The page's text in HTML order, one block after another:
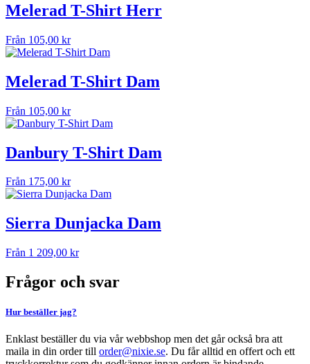
Melerad T-Shirt Herr
Från 105,00 kr
Melerad T-Shirt Dam
Från 105,00 kr
Danbury T-Shirt Dam
Från 175,00 kr
Sierra Dunjacka Dam
Från 1 209,00 kr
Frågor och svar
Hur beställer jag?
Enklast beställer du via vår webbshop men det går också bra att
maila in din order till order@nixie.se. Du får alltid en offert och ett